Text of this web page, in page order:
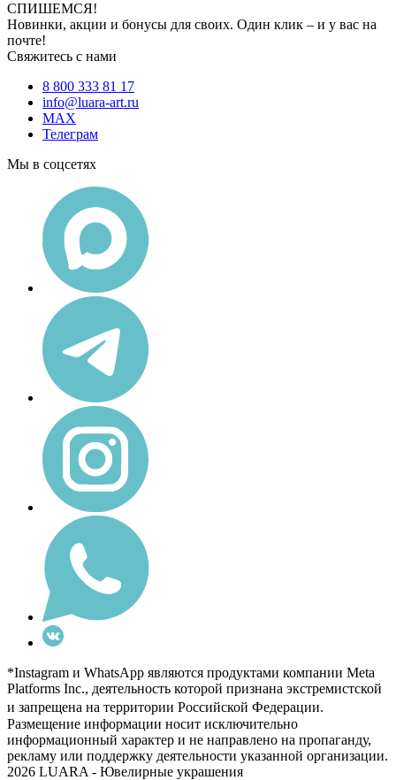
СПИШЕМСЯ!
Новинки, акции и бонусы для своих. Один клик – и у вас на
почте!
Свяжитесь с нами
8 800 333 81 17
info@luara-art.ru
MAX
Телеграм
Мы в соцсетях
*Instagram и WhatsApp являются продуктами компании Meta
Platforms Inc., деятельность которой признана экстремистской
и запрещена на территории Российской Федерации.
Размещение информации носит исключительно
информационный характер и не направлено на пропаганду,
рекламу или поддержку деятельности указанной организации.
2026 LUARA - Ювелирные украшения